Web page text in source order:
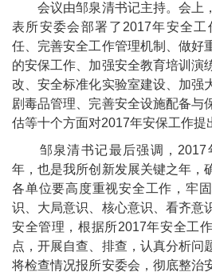
会议由邹泉清书记主持。会上
表所安委会部署了2017年安全工
任、完善安全工作管理机制、做好
的安保工作、加强安全教育培训演
改、安全标准化实验室建设、加强
剧毒品管理、完善安全设施配备与
估等十个方面对2017年安保工作提
邹泉清书记最后强调，2017
年，也是我所创新发展关键之年，
各单位要高度重视安全工作，牢
识、大局意识、核心意识、看齐意
安全管理，根据所2017年安全工
点，开展自查、排查，认真分析问
将检查情况报所安委会，彻底整治